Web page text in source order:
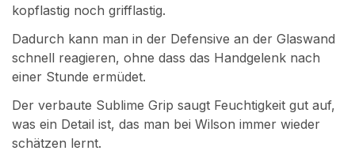
kopflastig noch grifflastig.
Dadurch kann man in der Defensive an der Glaswand
schnell reagieren, ohne dass das Handgelenk nach
einer Stunde ermüdet.
Der verbaute Sublime Grip saugt Feuchtigkeit gut auf,
was ein Detail ist, das man bei Wilson immer wieder
schätzen lernt.